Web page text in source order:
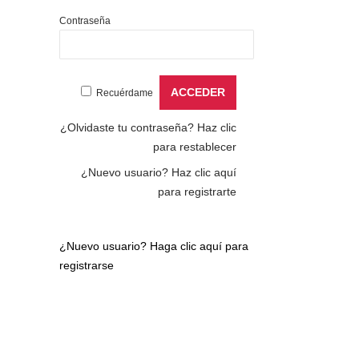
Contraseña
Recuérdame
¿Olvidaste tu contraseña? Haz clic
para restablecer
¿Nuevo usuario? Haz clic aquí
para registrarte
¿Nuevo usuario? Haga clic aquí para
registrarse